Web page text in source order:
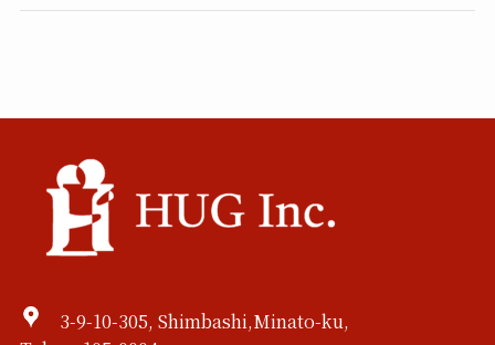
3-9-10-305, Shimbashi,Minato-ku,